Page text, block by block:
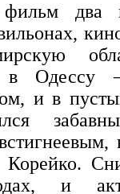
два
в
и в
Корейко.
и